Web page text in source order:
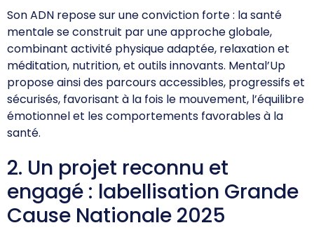
Labels & Centre de Préparation aux Jeux
Programme Volontaire
Impact et Héritage
Jeux Olympiques & Paralympiques
Club 2024 - Fan zone
SERVICES & OUTILS
Prêt de matériel
Boite à outils
Mon club près de chez moi
Son ADN repose sur une conviction forte : la santé
mentale se construit par une approche globale,
combinant activité physique adaptée, relaxation et
méditation, nutrition, et outils innovants. Mental’Up
propose ainsi des parcours accessibles, progressifs et
sécurisés, favorisant à la fois le mouvement, l’équilibre
émotionnel et les comportements favorables à la
santé.
2. Un projet reconnu et
engagé : labellisation Grande
Cause Nationale 2025